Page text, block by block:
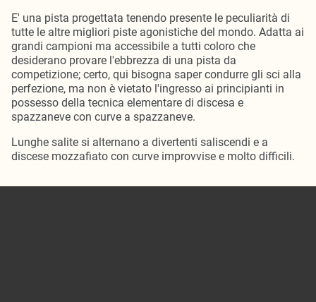
E' una pista progettata tenendo presente le peculiarità di
tutte le altre migliori piste agonistiche del mondo. Adatta ai
grandi campioni ma accessibile a tutti coloro che
desiderano provare l'ebbrezza di una pista da
competizione; certo, qui bisogna saper condurre gli sci alla
perfezione, ma non è vietato l'ingresso ai principianti in
possesso della tecnica elementare di discesa e
spazzaneve con curve a spazzaneve.
Lunghe salite si alternano a divertenti saliscendi e a
discese mozzafiato con curve improvvise e molto difficili.